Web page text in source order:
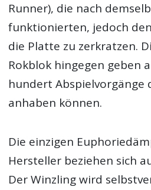
Runner), die nach
funktionierten, jedoch
die Platte zu zerkratzen.
Rokblok hingegen geben
hundert Abspielvorgänge
anhaben können.
Die einzigen
Hersteller beziehen sich
Der Winzling wird